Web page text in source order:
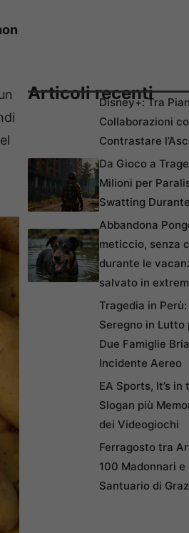
Articoli recenti
Disney+: Tra
Collaborazioni
Contrastare
Da Gioco a
Milioni per
Swatting
Abbandona
meticcio, senza
durante le
salvato in
Tragedia in
Seregno in Lutto
Due Famiglie
Incidente Aereo
EA Sports, It’s in
Slogan più
dei Videogiochi
Ferragosto tra
100 Madonnari
Santuario di